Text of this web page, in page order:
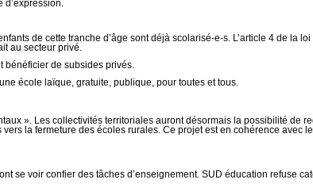
d’expression.
de cette tranche d’âge sont déjà scolarisé-e-s. L’article 4 de la
au secteur privé.
bénéficier de subsides privés.
école laïque, gratuite, publique, pour toutes et tous.
». Les collectivités territoriales auront désormais la possibilité de
la fermeture des écoles rurales. Ce projet est en cohérence avec
se voir confier des tâches d’enseignement. SUD éducation refuse